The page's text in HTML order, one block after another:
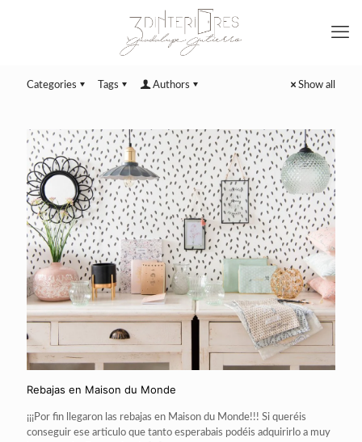
Categories Tags Authors Show all
Rebajas en Maison du Monde
¡¡¡Por fin llegaron las rebajas en Maison du Monde!!! Si queréis
conseguir ese articulo que tanto esperabais podéis adquirirlo a muy